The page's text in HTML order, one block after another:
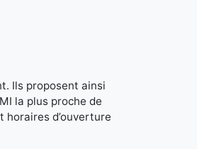
Ils proposent ainsi
la plus proche de
d’ouverture